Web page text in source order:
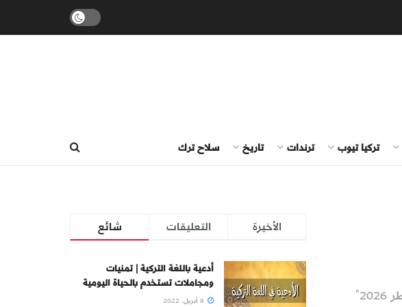
تركيا تيوب ترندات تاريخ سلاح ترك
بحسب رئيس مكتب الاستثمار في الرئاسة التركية على هامش مشاركته في قمة "الويب قطر 2026"
شائع التعليقات الأخيرة
أدعية باللغة التركية | تمنيات
ومجاملات تستخدم بالحياة اليومية